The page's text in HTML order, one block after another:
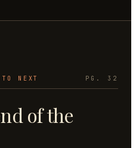
NEXT PG. 32
of the